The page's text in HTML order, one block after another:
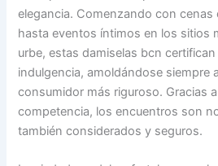
elegancia. Comenzando con cenas
hasta eventos íntimos en los sitios
urbe, estas damiselas bcn
indulgencia, amoldándose siempre
consumidor más riguroso. Gracias
competencia, los encuentros son
también considerados y seguros.